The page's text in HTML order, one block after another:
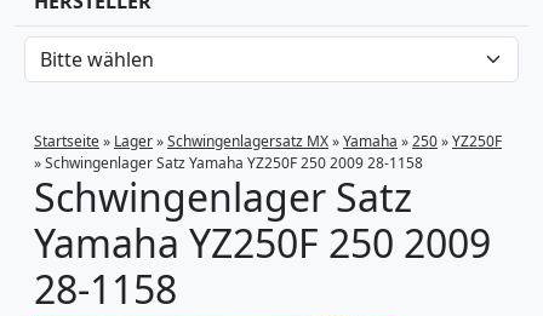
Startseite» Lager»Schwingenlagersatz MX»Yamaha »250»YZ250F
»Schwingenlager Satz Yamaha YZ250F 250 2009 28-1158
Schwingenlager Satz
Yamaha YZ250F 250 2009
28-1158